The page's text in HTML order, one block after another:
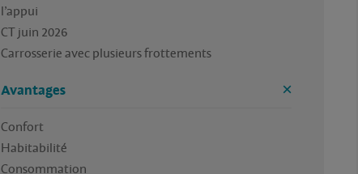
l’appui
CT juin 2026
Carrosserie avec plusieurs frottements
Avantages
Confort
Habitabilité